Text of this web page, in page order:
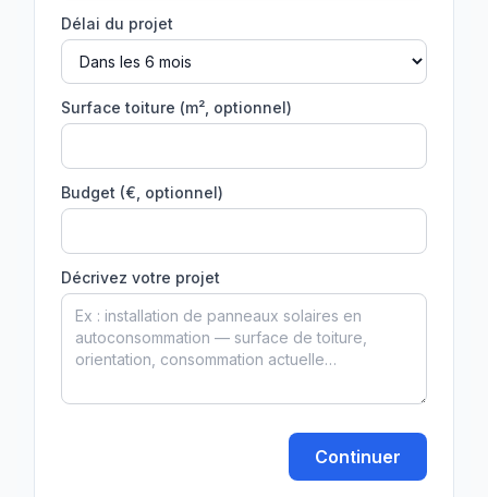
Délai du projet
Surface toiture (m², optionnel)
Budget (€, optionnel)
Décrivez votre projet
Continuer